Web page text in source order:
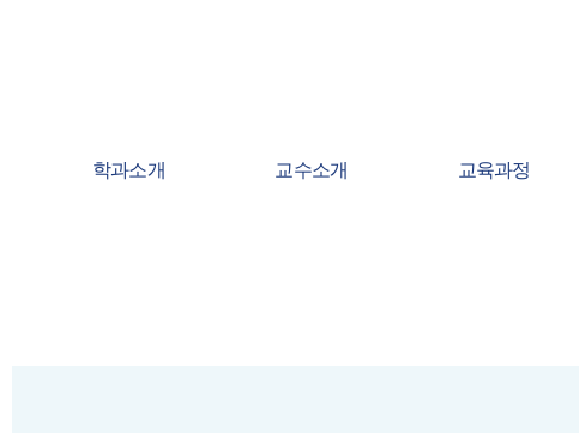
학과소개 교수소개 교육과정